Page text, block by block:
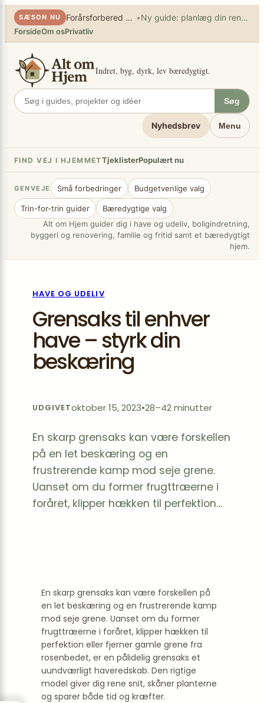
Spring
indhold
SÆSON NU Forårsforbered haven • Ny guide: planlæg din renovering
ForsideOm osPrivatliv
Indret, byg, dyrk, lev bæredygtigt.
Søg
Nyhedsbrev Menu
FIND VEJ I HJEMMETTjeklisterPopulært nu
GENVEJE Små forbedringer Budgetvenlige valg
Trin-for-trin guider
Bæredygtige valg
Alt om Hjem guider dig i have og udeliv, boligindretning,
byggeri og renovering, familie og fritid samt et bæredygtigt
hjem.
HAVE OG UDELIV
Grensaks til enhver
have – styrk din
beskæring
UDGIVEToktober 15, 2023•28–42 minutter
En skarp grensaks kan være forskellen
på en let beskæring og en
frustrerende kamp mod seje grene.
Uanset om du former frugttræerne i
foråret, klipper hækken til perfektion…
En skarp grensaks kan være forskellen på
en let beskæring og en frustrerende kamp
mod seje grene. Uanset om du former
frugttræerne i foråret, klipper hækken til
perfektion eller fjerner gamle grene fra
rosenbedet, er en pålidelig grensaks et
uundværligt haveredskab. Den rigtige
model giver dig rene snit, skåner planterne
og sparer både tid og kræfter.